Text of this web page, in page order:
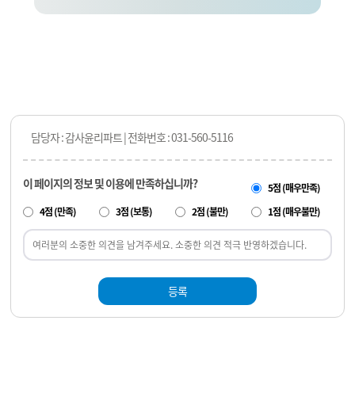
담당자 : 감사윤리파트 | 전화번호 : 031-560-5116
이 페이지의 정보 및 이용에 만족하십니까?
5점 (매우만족)
4점 (만족)
3점 (보통) 2점 (불만) 1점 (매우불만)
등록